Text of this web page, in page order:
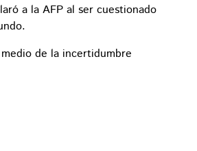
a la AFP al ser cuestionado
de la incertidumbre